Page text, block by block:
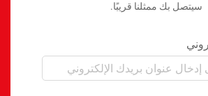
سيتصل بك ممثلنا قريبًا.